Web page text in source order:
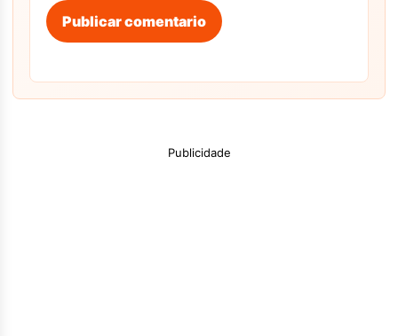
Publicar comentario
Publicidade